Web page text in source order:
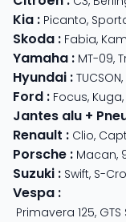
Kia : Picanto,
Skoda : Fabia,
Yamaha : MT-09,
Hyundai : TUCSON,
Ford : Focus, Kuga,
Jantes alu +
Renault : Clio,
Porsche : Macan,
Suzuki : Swift, S-
Vespa :
Primavera 125,